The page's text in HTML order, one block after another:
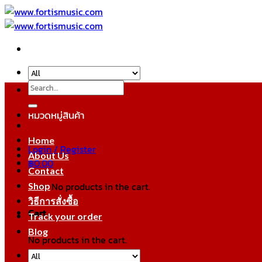
Skip
to
Search
for:
Login / Register
฿0.00
No products in the cart.
Cart
No products in the cart.
หมวดหมู่สินค้า
Home
About Us
Contact
Shop
วิธีการสั่งซื้อ
Track your order
Blog